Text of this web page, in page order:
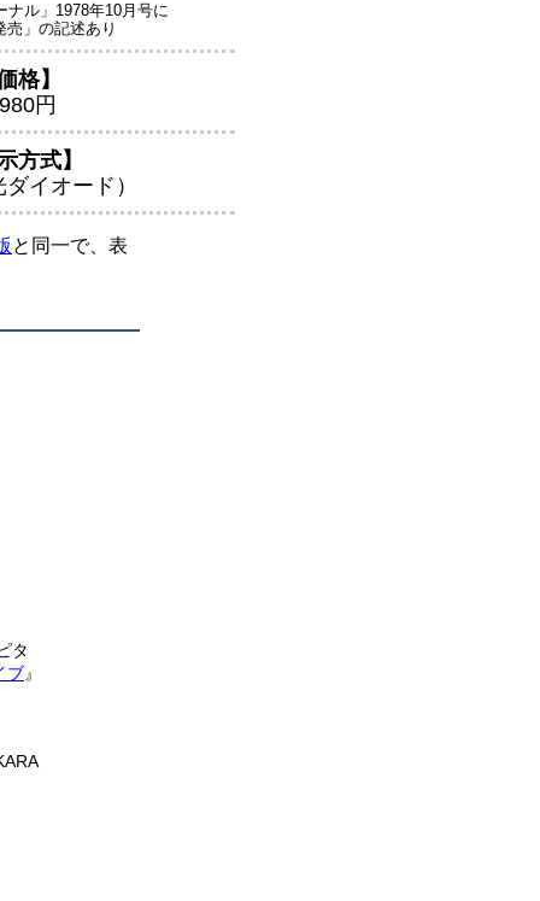
ル」1978年10月号に
売」の記述あり
格】
円
方式】
イオード）
と同一で、表
タ
ブ』